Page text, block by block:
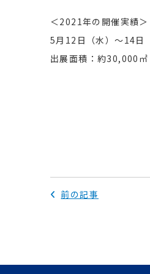
＜2021年の開催実績＞
5月12日（水）～14
出展面積：約30,000
前の記事